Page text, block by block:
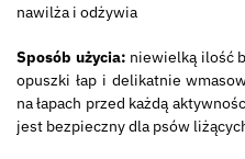
nawilża i odżywia
Sposób użycia: niewielką ilość
opuszki łap i delikatnie
na łapach przed każdą
jest bezpieczny dla psów